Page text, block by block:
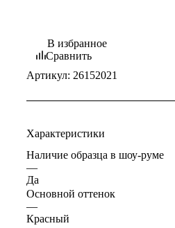
В избранное
Сравнить
Артикул: 26152021
Характеристики
Наличие образца в шоу-руме
—
Да
Основной оттенок
—
Красный